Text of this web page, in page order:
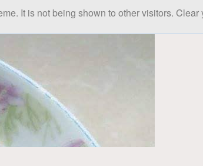
It is not being shown to other visitors.